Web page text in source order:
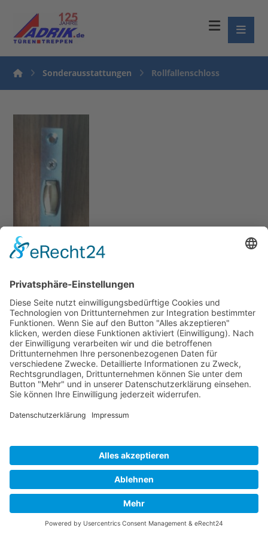
Sonderausstattungen Rollfallenschloss
Cookie-Einstellungen
Copyright 2026. All Rights Reserved.
Impressum Datenschutz